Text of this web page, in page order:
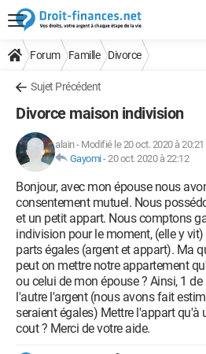
Forum Famille Divorce
Sujet Précédent
Divorce maison indivision
alain- Modifié le 20 oct. 2020 à 20:21
Gayomi-20 oct. 2020 à 22:12
Bonjour, avec mon épouse nous
consentement mutuel. Nous
et un petit appart. Nous comptons
indivision pour le moment, (elle y
parts égales (argent et appart). Ma
peut on mettre notre appartement
ou celui de mon épouse ? Ainsi, 1
l'autre l'argent (nous avons fait
seraient égales) Mettre l'appart qu'à
cout ? Merci de votre aide.